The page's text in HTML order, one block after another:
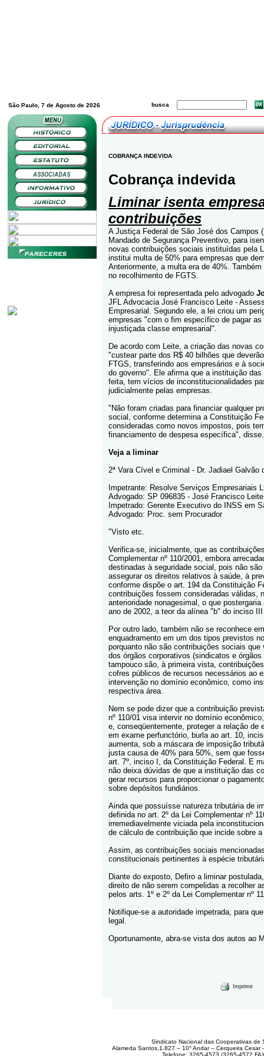
São Paulo, 7 de Agosto de 2026 busca
COBRANÇA INDEVIDA
Cobrança indevida
Liminar isenta
contribuições
A Justiça Federal de São José dos Campos
Mandado de Segurança Preventivo, para
novas contribuições sociais instituídas pela
institui multa de 50% para empresas que
Anteriormente, a multa era de 40%.
no recolhimento de FGTS.
A empresa foi representada pelo advogado
JFL Advocacia José Francisco Leite -
Empresarial. Segundo ele, a lei criou um
empresas "com o fim específico de pagar
injustiçada classe empresarial".
De acordo com Leite, a criação das novas
"custear parte dos R$ 40 bilhões que
FTGS, transferindo aos empresários e à
do governo". Ele afirma que a instituição
feita, tem vícios de inconstitucionalidades
judicialmente pelas empresas.
"Não foram criadas para financiar qualquer
social, conforme determina a Constituição
consideradas como novos impostos, pois
financiamento de despesa específica", disse.
Veja a liminar
2ª Vara Cível e Criminal - Dr. Jadiael Galvão
Impetrante: Resolve Serviços Empresariais
Advogado: SP 096835 - José Francisco
Impetrado: Gerente Executivo do INSS em
Advogado: Proc. sem Procurador
"Visto etc.
Verifica-se, inicialmente, que as
Complementar nº 110/2001, embora
destinadas à seguridade social, pois não
assegurar os direitos relativos à saúde, à
conforme dispõe o art. 194 da Constituição
contribuições fossem consideradas válidas,
anterioridade nonagesimal, o que
ano de 2002, a teor da alínea "b" do inciso
Por outro lado, também não se reconhece
enquadramento em um dos tipos previstos
porquanto não são contribuições sociais
dos órgãos corporativos (sindicatos e
tampouco são, à primeira vista,
cofres públicos de recursos necessários ao
intervenção no domínio econômico, como
respectiva área.
Nem se pode dizer que a contribuição
nº 110/01 visa intervir no domínio
e, conseqüentemente, proteger a relação de
em exame perfunctório, burla ao art. 10,
aumenta, sob a máscara de imposição
justa causa de 40% para 50%, sem que
art. 7º, inciso I, da Constituição Federal. E
não deixa dúvidas de que a instituição das
gerar recursos para proporcionar o
sobre depósitos fundiários.
Ainda que possuísse natureza tributária de
definida no art. 2º da Lei Complementar nº
irremediavelmente viciada pela
de cálculo de contribuição que incide sobre
Assim, as contribuições sociais
constitucionais pertinentes à espécie
Diante do exposto, Defiro a liminar
direito de não serem compelidas a recolher
pelos arts. 1º e 2º da Lei Complementar nº
Notifique-se a autoridade impetrada, para
legal.
Oportunamente, abra-se vista dos autos ao
Imprimir
Sindicato Nacional das Cooperativas de
Alameda Santos,1.827 – 10° Andar – Cerqueira
Telefone: 3265-4573 /3265-4572